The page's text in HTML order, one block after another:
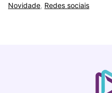
Novidade, Redes sociais